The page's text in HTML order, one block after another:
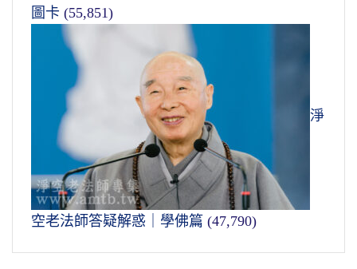
圖卡 (55,851)
淨
空老法師答疑解惑｜學佛篇 (47,790)